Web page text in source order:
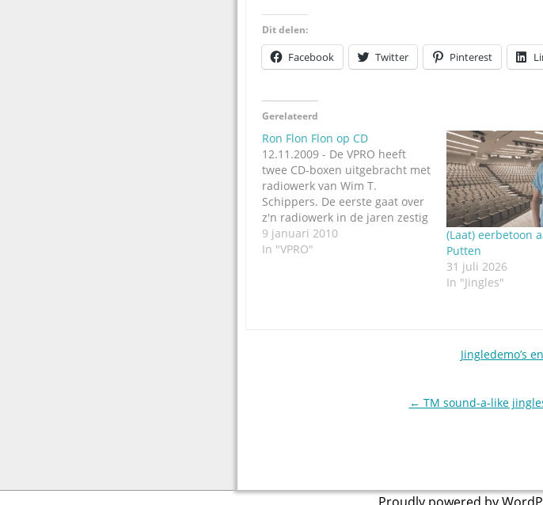
Dit delen:
Facebook Twitter Pinterest
Gerelateerd
Ron Flon Flon op CD
12.11.2009 - De VPRO heeft
twee CD-boxen uitgebracht met
radiowerk van Wim T.
Schippers. De eerste gaat over
z'n radiowerk in de jaren zestig
en aan het begin van de jaren
zeventig. Op die tweede CD
9 januari 2010
In "VPRO"
(Laat) eerbetoon
Putten
31 juli 2026
In "Jingles"
Jingledemo’s
← TM sound-a-like